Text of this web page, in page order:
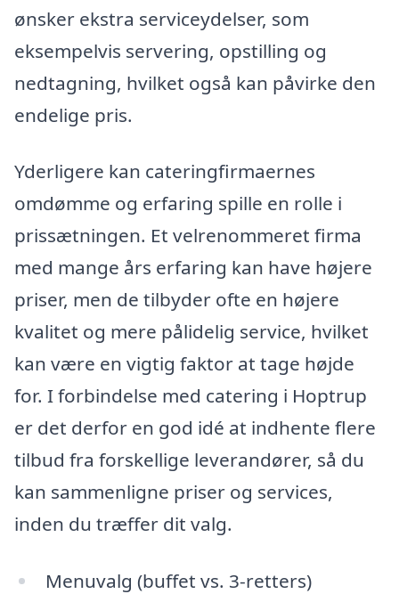
ønsker ekstra serviceydelser, som
eksempelvis servering, opstilling og
nedtagning, hvilket også kan påvirke den
endelige pris.
Yderligere kan cateringfirmaernes
omdømme og erfaring spille en rolle i
prissætningen. Et velrenommeret firma
med mange års erfaring kan have højere
priser, men de tilbyder ofte en højere
kvalitet og mere pålidelig service, hvilket
kan være en vigtig faktor at tage højde
for. I forbindelse med catering i Hoptrup
er det derfor en god idé at indhente flere
tilbud fra forskellige leverandører, så du
kan sammenligne priser og services,
inden du træffer dit valg.
Menuvalg (buffet vs. 3-retters)